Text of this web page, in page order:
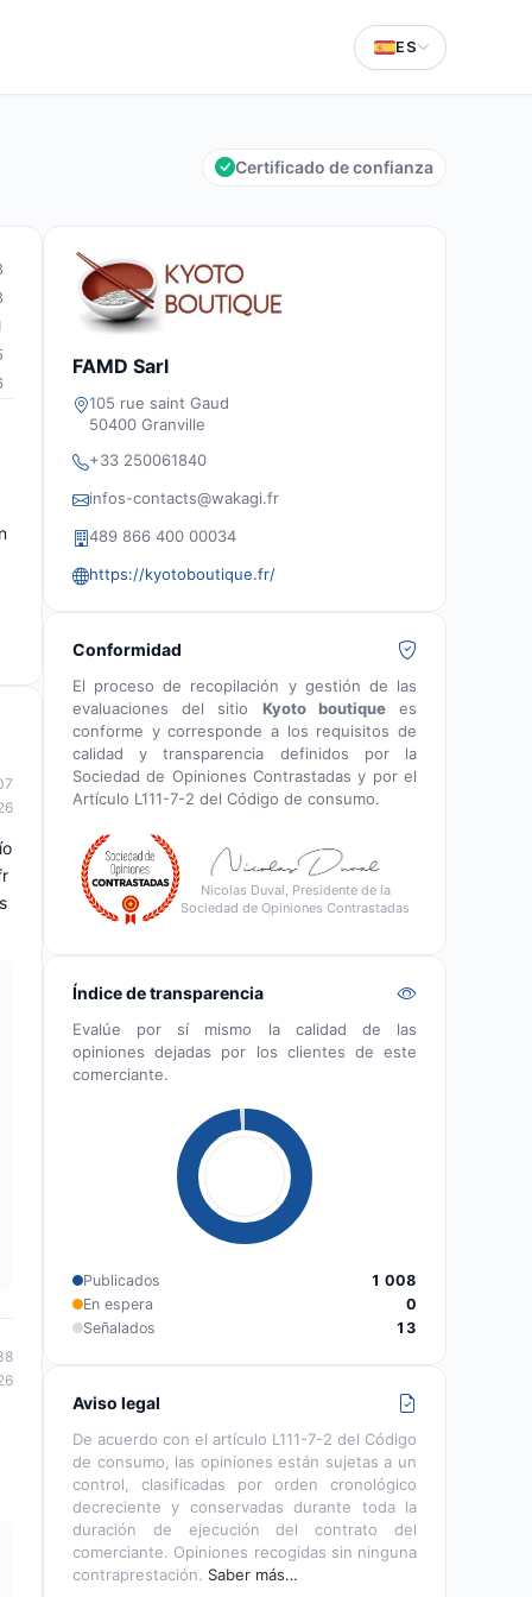
ES
Certificado de confianza
FAMD Sarl
105 rue saint Gaud
50400 Granville
+33 250061840
infos-contacts@wakagi.fr
489 866 400 00034
https://kyotoboutique.fr/
Conformidad
El proceso de recopilación y gestión de las
evaluaciones del sitio Kyoto boutiquees
conforme y corresponde a los requisitos de
calidad y transparencia definidos por la
Sociedad de Opiniones Contrastadas y por el
Artículo L111-7-2 del Código de consumo.
Nicolas Duval, Presidente de la
Sociedad de Opiniones Contrastadas
Índice de transparencia
Evalúe por sí mismo la calidad de las
opiniones dejadas por los clientes de este
comerciante.
Publicados
1 008
En espera
0
Señalados
13
Aviso legal
De acuerdo con el artículo L111-7-2 del Código
de consumo, las opiniones están sujetas a un
control, clasificadas por orden cronológico
decreciente y conservadas durante toda la
duración de ejecución del contrato del
comerciante. Opiniones recogidas sin ninguna
contraprestación. Saber más…